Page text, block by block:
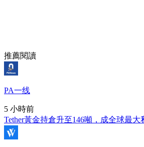
推薦閱讀
PA一线
5 小時前
Tether黃金持倉升至146噸，成全球最